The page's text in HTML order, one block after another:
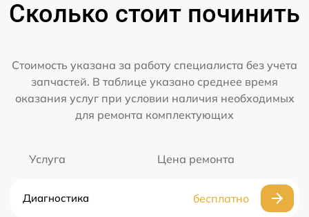
Сколько стоит починить
Стоимость указана за работу специалиста без учета
запчастей. В таблице указано среднее время
оказания услуг при условии наличия необходимых
для ремонта комплектующих
Услуга Цена ремонта
Диагностика бесплатно